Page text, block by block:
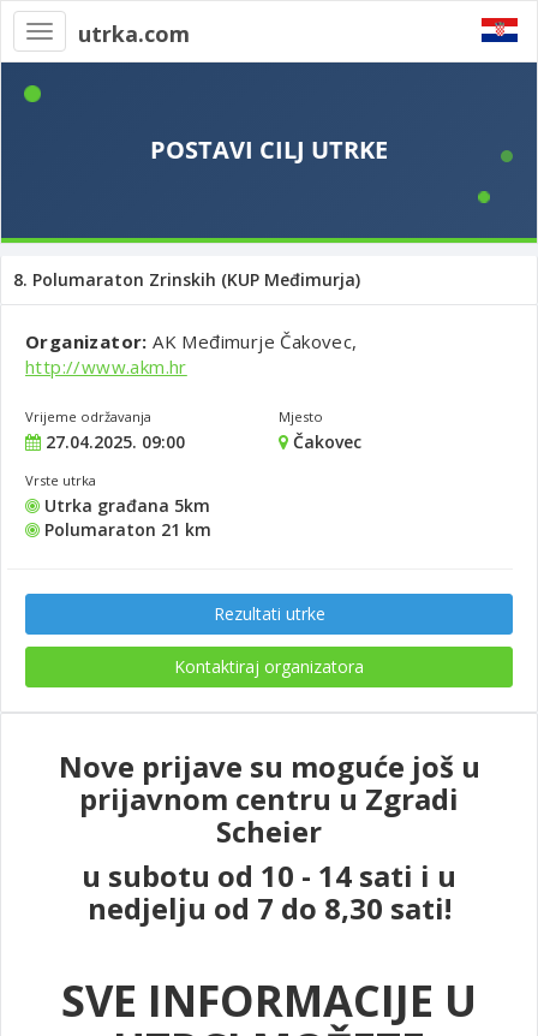
Toggle
navigation
utrka.com
8. Polumaraton Zrinskih (KUP Međimurja)
Organizator:AK Međimurje Čakovec,
http://www.akm.hr
Vrijeme održavanja
27.04.2025. 09:00
Mjesto
Čakovec
Vrste utrka
Utrka građana 5km
Polumaraton 21 km
Rezultati utrke
Kontaktiraj organizatora
Nove prijave su moguće još u
prijavnom centru u Zgradi
Scheier
u subotu od 10 - 14 sati i u
nedjelju od 7 do 8,30 sati!
SVE INFORMACIJE U